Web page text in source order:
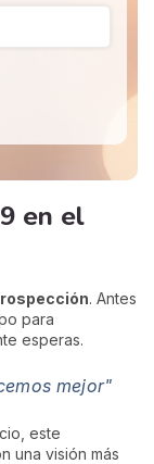
en el
. Antes
para
esperas.
mejor"
este
una visión más